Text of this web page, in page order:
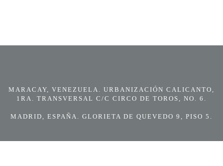
MARACAY, VENEZUELA. URBANIZACIÓN CALICANTO,
1RA. TRANSVERSAL C/C CIRCO DE TOROS, NO. 6.
MADRID, ESPAÑA. GLORIETA DE QUEVEDO 9, PISO 5.